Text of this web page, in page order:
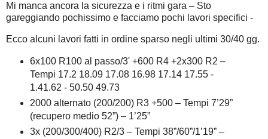
Mi manca ancora la sicurezza e i ritmi gara – Sto
gareggiando pochissimo e facciamo pochi lavori specifici -
Ecco alcuni lavori fatti in ordine sparso negli ultimi 30/40 gg.
6x100 R100 al passo/3' +600 R4 +2x300 R2 –
Tempi 17.2 18.09 17.08 16.98 17.14 17.55 -
1.41.62 - 50.50 49.73
2000 alternato (200/200) R3 +500 – Tempi 7’29”
(recupero medio 52”) – 1’25”
3x (200/300/400) R2/3 – Tempi 38”/60”/1’19” –